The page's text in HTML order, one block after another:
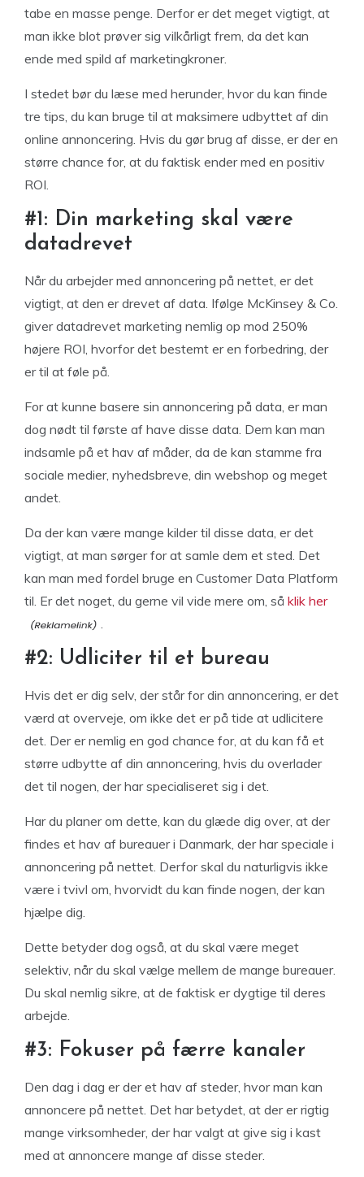
tabe en masse penge. Derfor er det meget vigtigt, at
man ikke blot prøver sig vilkårligt frem, da det kan
ende med spild af marketingkroner.
I stedet bør du læse med herunder, hvor du kan finde
tre tips, du kan bruge til at maksimere udbyttet af din
online annoncering. Hvis du gør brug af disse, er der en
større chance for, at du faktisk ender med en positiv
ROI.
#1: Din marketing skal være
datadrevet
Når du arbejder med annoncering på nettet, er det
vigtigt, at den er drevet af data. Ifølge McKinsey & Co.
giver datadrevet marketing nemlig op mod 250%
højere ROI, hvorfor det bestemt er en forbedring, der
er til at føle på.
For at kunne basere sin annoncering på data, er man
dog nødt til første af have disse data. Dem kan man
indsamle på et hav af måder, da de kan stamme fra
sociale medier, nyhedsbreve, din webshop og meget
andet.
Da der kan være mange kilder til disse data, er det
vigtigt, at man sørger for at samle dem et sted. Det
kan man med fordel bruge en Customer Data Platform
til. Er det noget, du gerne vil vide mere om, så klik her
.
#2: Udliciter til et bureau
Hvis det er dig selv, der står for din annoncering, er det
værd at overveje, om ikke det er på tide at udlicitere
det. Der er nemlig en god chance for, at du kan få et
større udbytte af din annoncering, hvis du overlader
det til nogen, der har specialiseret sig i det.
Har du planer om dette, kan du glæde dig over, at der
findes et hav af bureauer i Danmark, der har speciale i
annoncering på nettet. Derfor skal du naturligvis ikke
være i tvivl om, hvorvidt du kan finde nogen, der kan
hjælpe dig.
Dette betyder dog også, at du skal være meget
selektiv, når du skal vælge mellem de mange bureauer.
Du skal nemlig sikre, at de faktisk er dygtige til deres
arbejde.
#3: Fokuser på færre kanaler
Den dag i dag er der et hav af steder, hvor man kan
annoncere på nettet. Det har betydet, at der er rigtig
mange virksomheder, der har valgt at give sig i kast
med at annoncere mange af disse steder.